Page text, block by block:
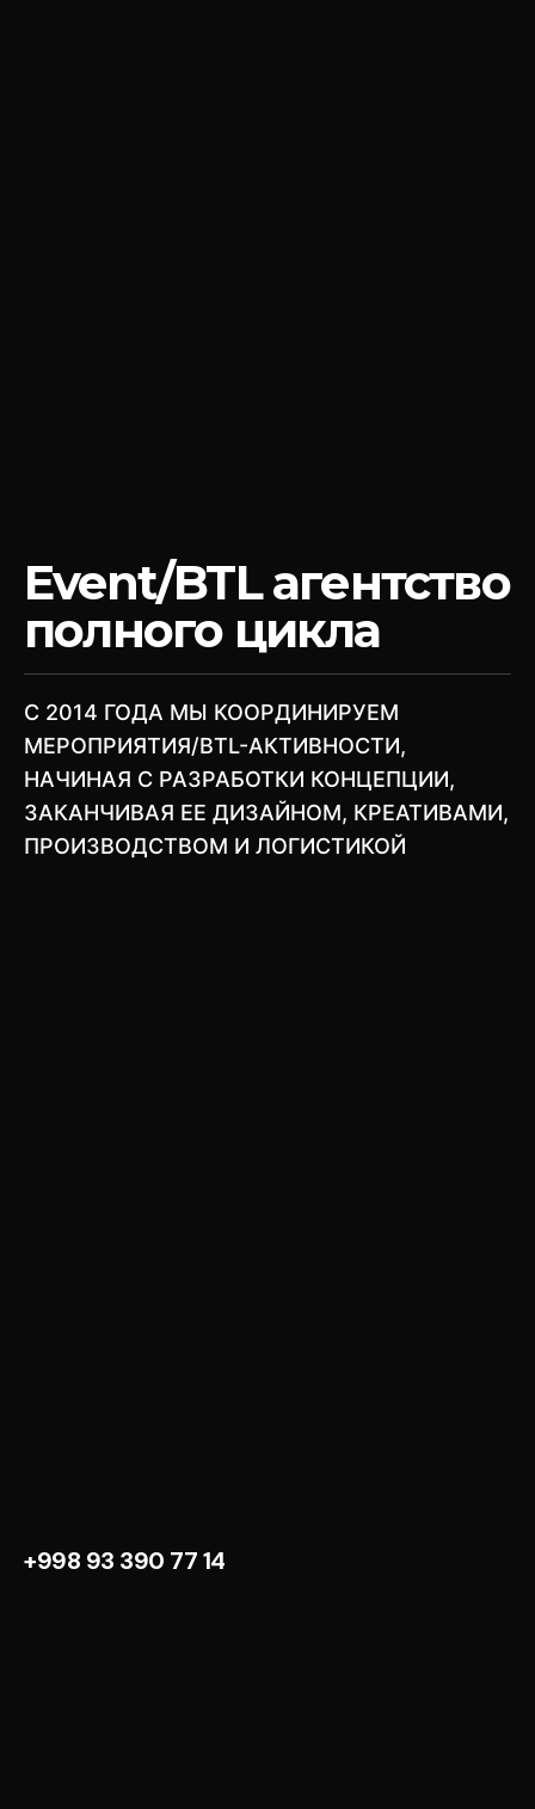
Event/BTL агентство
полного цикла
C 2014 ГОДА МЫ КООРДИНИРУЕМ
МЕРОПРИЯТИЯ/BTL-АКТИВНОСТИ,
НАЧИНАЯ С РАЗРАБОТКИ КОНЦЕПЦИИ,
ЗАКАНЧИВАЯ ЕЕ ДИЗАЙНОМ, КРЕАТИВАМИ,
ПРОИЗВОДСТВОМ И ЛОГИСТИКОЙ
+998 93 390 77 14